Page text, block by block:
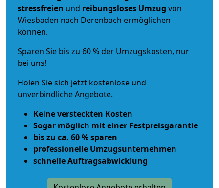
stressfreien und reibungsloses Umzug von
Wiesbaden nach Derenbach ermöglichen
können.
Sparen Sie bis zu 60 % der Umzugskosten, nur
bei uns!
Holen Sie sich jetzt kostenlose und
unverbindliche Angebote.
Keine versteckten Kosten
Sogar möglich mit einer Festpreisgarantie
bis zu ca. 60 % sparen
professionelle Umzugsunternehmen
schnelle Auftragsabwicklung